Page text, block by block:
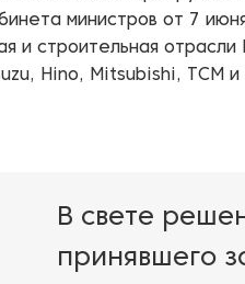
министров от 7
и строительная
Hino, Mitsubishi, TCM и
В свете
принявшего